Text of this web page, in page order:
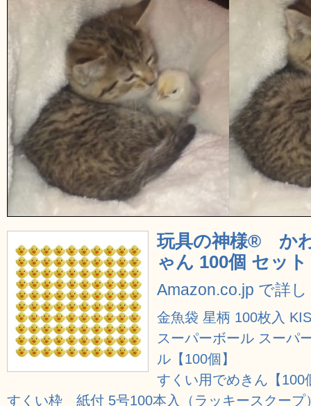
玩具の神様® か
ゃん 100個 セッ
Amazon.co.jp で詳
金魚袋 星柄 100枚入
スーパーボール スーパ
ル【100個】
すくい用でめきん【100
すくい枠 紙付 5号100本入（ラッキースクープ